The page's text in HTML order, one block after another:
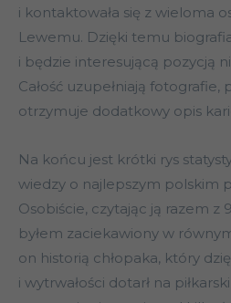
i kontaktowała się z wieloma
Lewemu. Dzięki temu
i będzie interesującą pozycją
Całość uzupełniają
otrzymuje dodatkowy opis
Na końcu jest krótki rys
wiedzy o najlepszym polskim
Osobiście, czytając ją razem z
byłem zaciekawiony w
on historią chłopaka, który
i wytrwałości dotarł na